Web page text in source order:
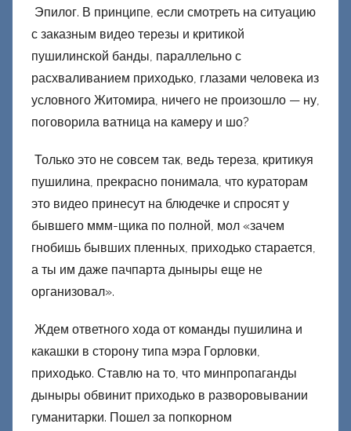
Эпилог. В принципе, если смотреть на ситуацию
с заказным видео терезы и критикой
пушилинской банды, параллельно с
расхваливанием приходько, глазами человека из
условного Житомира, ничего не произошло — ну,
поговорила ватница на камеру и шо?
Только это не совсем так, ведь тереза, критикуя
пушилина, прекрасно понимала, что кураторам
это видео принесут на блюдечке и спросят у
бывшего ммм-щика по полной, мол «зачем
гнобишь бывших пленных, приходько старается,
а ты им даже пачпарта дыныры еще не
организовал».
Ждем ответного хода от команды пушилина и
какашки в сторону типа мэра Горловки,
приходько. Ставлю на то, что минпропаганды
дыныры обвинит приходько в разворовывании
гуманитарки. Пошел за попкорном